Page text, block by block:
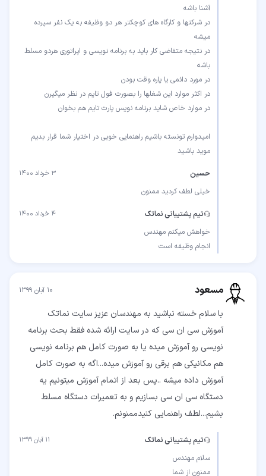
در شرکتها و کارگاه های کوچکتر هر دو وظیفه به یک نفر سپرده
در نتیجه متقاضی کار باید به برنامه نویسی و اپراتوری هردو مسلط
موید باشید
حسین ۳ خرداد ۱۴۰۰
خیلی لطف کردید ممنون
تیم پشتیبانی نماتک ۴ خرداد ۱۴۰۰
انجام وظیفه است
مسعود ۱۰ آبان ۱۳۹۹
آموزش سی ان سی که در سایت ارائه شده فقط بحث برنامه
نویسی رو آموزش میده یا به صورت کامل هم برنامه نویسی
هم مکانیکی هم برقی رو آموزش میده...اگه به صورت کامل
آموزش داده میشه ..پس بعد از اتمام آموزش میتونیم یه
دستگاه سی ان سی بسازیم و به تعمیرات دستگاه مسلط
بشیم...لطف راهنمایی کنید‌ممنونم.
تیم پشتیبانی نماتک ۱۱ آبان ۱۳۹۹